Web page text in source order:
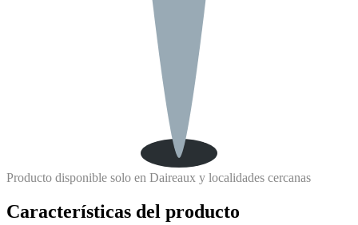
Producto disponible solo en Daireaux y localidades cercanas
Características del producto